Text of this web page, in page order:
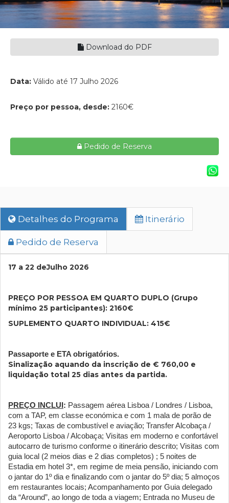
Download do PDF
Data: Válido até 17 Julho 2026
Preço por pessoa, desde: 2160€
Pedido de Reserva
Detalhes do Programa Itinerário
Pedido de Reserva
17 a 22 deJulho 2026
PREÇO POR PESSOA EM QUARTO DUPLO (Grupo
mínimo 25 participantes): 2160€
SUPLEMENTO QUARTO INDIVIDUAL: 415€
Passaporte e ETA obrigatórios.
Sinalização aquando da inscrição de € 760,00 e
liquidação total 25 dias antes da partida.
PREÇO INCLUI : Passagem aérea Lisboa / Londres / Lisboa,
com a TAP, em classe económica e com 1 mala de porão de
23 kgs; Taxas de combustível e aviação; Transfer Alcobaça /
Aeroporto Lisboa / Alcobaça; Visitas em moderno e confortável
autocarro de turismo conforme o itinerário descrito; Visitas com
guia local (2 meios dias e 2 dias completos) ; 5 noites de
Estadia em hotel 3*, em regime de meia pensão, iniciando com
o jantar do 1º dia e finalizando com o jantar do 5º dia; 5 almoços
em restaurantes locais; Acompanhamento por Guia delegado
da “Around”, ao longo de toda a viagem; Entrada no Museu de